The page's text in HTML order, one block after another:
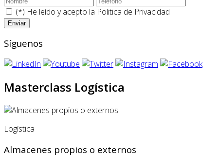
(*) He leído y acepto la Politica de Privacidad
Síguenos
Masterclass Logística
Logística
Almacenes propios o externos